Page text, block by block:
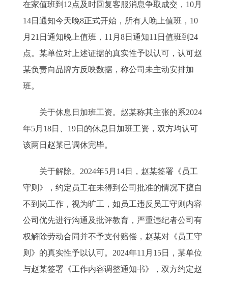
在家值班到12点及时回复客服消息争取成交，10月
14日通知今天晚8正式开始，所有人晚上值班，10
月21日通知晚上值班，11月8日通知11日值班到24
点。某单位对上述证据的真实性予以认可，认可赵
某负责向品牌方反映数据，称公司未主动安排加
班。
关于休息日加班工资。赵某称其主张的系2024
年5月18日、19日的休息日加班工资，双方均认可
该两日赵某已调休完毕。
关于解除。2024年5月14日，赵某签署《员工
守则》，约定员工在未得到公司批准的情况下擅自
不到岗工作，视为旷工，如员工违反员工守则内容
公司优先进行沟通及批评教育，严重违纪者公司有
权解除劳动合同并不予支付赔偿，赵某对《员工守
则》的真实性予以认可。2024年11月15日，某单位
与赵某签署《工作内容调整通知书》，双方约定赵